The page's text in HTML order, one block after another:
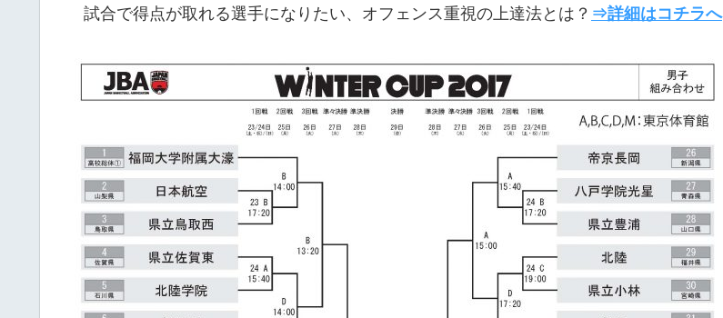
試合で得点が取れる選手になりたい、オフェンス重視の上達法とは？ ⇒詳細はコチラへ